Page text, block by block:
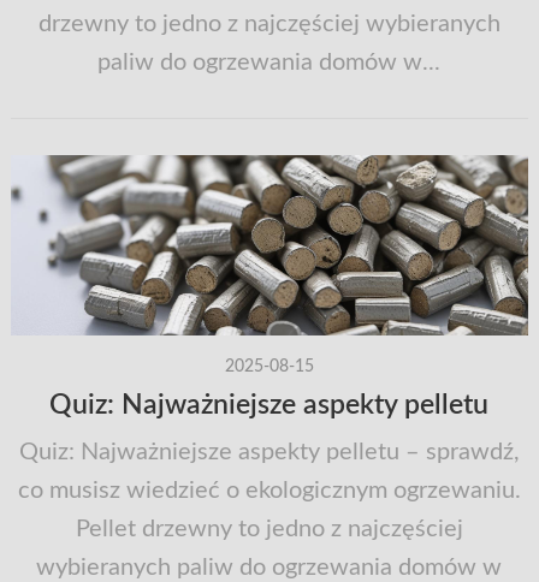
drzewny to jedno z najczęściej wybieranych
paliw do ogrzewania domów w...
2025-08-15
Quiz: Najważniejsze aspekty pelletu
Quiz: Najważniejsze aspekty pelletu – sprawdź,
co musisz wiedzieć o ekologicznym ogrzewaniu.
Pellet drzewny to jedno z najczęściej
wybieranych paliw do ogrzewania domów w